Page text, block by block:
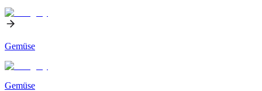
Gemüse
Gemüse